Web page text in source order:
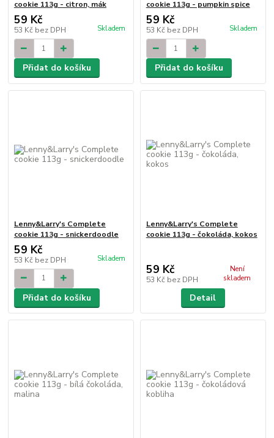
cookie 113g - citron, mák
59 Kč
53 Kč bez DPH Skladem
Přidat do košíku
cookie 113g - pumpkin spice
59 Kč
53 Kč bez DPH Skladem
Přidat do košíku
Lenny&Larry's Complete
cookie 113g - snickerdoodle
59 Kč
53 Kč bez DPH Skladem
Přidat do košíku
Lenny&Larry's Complete
cookie 113g - čokoláda, kokos
59 Kč
53 Kč bez DPH
Není
skladem
Detail